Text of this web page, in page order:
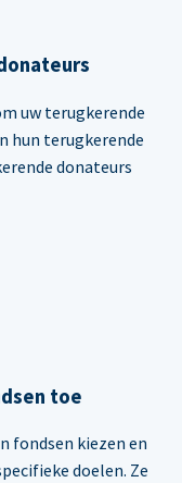
uw terugkerende
hun terugkerende
donateurs
toe
fondsen kiezen en
doelen. Ze